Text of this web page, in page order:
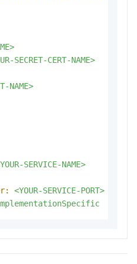
SECRET-CERT-NAME>
NAME>
SERVICE-NAME>
<YOUR-SERVICE-PORT>